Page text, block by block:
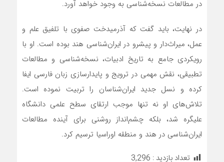
در مطالعات نسخه‌شناسی به وجود خواهد آورد.
در نهایت، باید گفت که آذرمیدخت صفوی با تلفیق علم و
عمل، میراث‌دار و پیشرو در ایران‌شناسی هند بوده است. او با
رویکردی جامع به تاریخ ادبیات، نسخه‌شناسی و مطالعات
تطبیقی، نقش مهمی در ترویج و پایدارسازی زبان فارسی ایفا
کرده و نسل جدید ایران‌شناسان را تربیت نموده است.
تلاش‌های او نه تنها موجب ارتقای سطح علمی دانشگاه
علیگره شد، بلکه چشم‌انداز روشنی برای آینده مطالعات
ایران‌شناسی در هند و منطقه اوراسیا ترسیم کرد.
تعداد بازدید : 3,296